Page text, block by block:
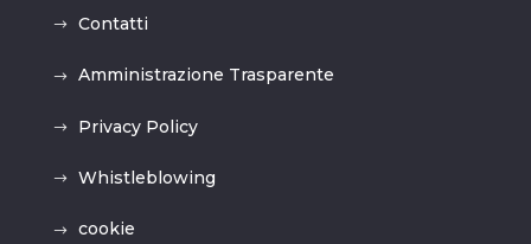
Contatti
Amministrazione Trasparente
Privacy Policy
Whistleblowing
cookie